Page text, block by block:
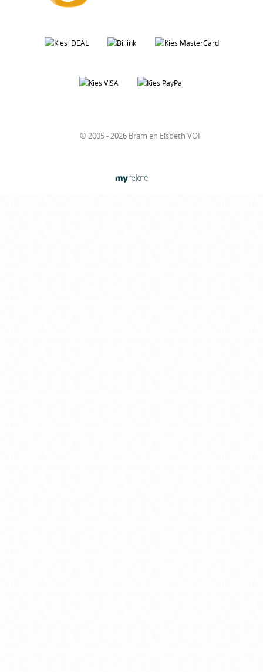
© 2005 - 2026 Bram en Elsbeth VOF